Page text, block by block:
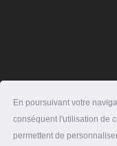
En poursuivant votre
conséquent l'utilisation de
permettent de